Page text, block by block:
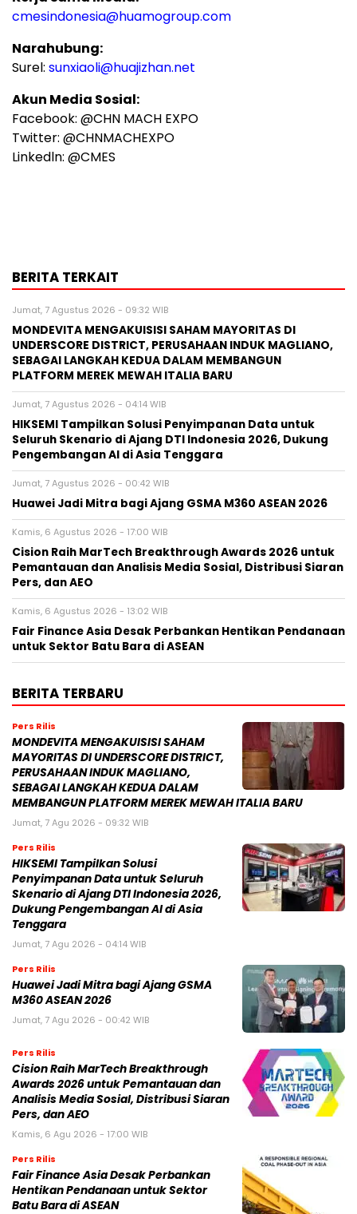
cmesindonesia@huamogroup.com
Narahubung:
Surel: sunxiaoli@huajizhan.net
Akun Media Sosial:
Facebook: @CHN MACH EXPO
Twitter: @CHNMACHEXPO
Linkedln: @CMES
BERITA TERKAIT
Jumat, 7 Agustus 2026 - 09:32 WIB
MONDEVITA MENGAKUISISI SAHAM MAYORITAS DI
UNDERSCORE DISTRICT, PERUSAHAAN INDUK MAGLIANO,
SEBAGAI LANGKAH KEDUA DALAM MEMBANGUN
PLATFORM MEREK MEWAH ITALIA BARU
Jumat, 7 Agustus 2026 - 04:14 WIB
HIKSEMI Tampilkan Solusi Penyimpanan Data untuk
Seluruh Skenario di Ajang DTI Indonesia 2026, Dukung
Pengembangan AI di Asia Tenggara
Jumat, 7 Agustus 2026 - 00:42 WIB
Huawei Jadi Mitra bagi Ajang GSMA M360 ASEAN 2026
Kamis, 6 Agustus 2026 - 17:00 WIB
Cision Raih MarTech Breakthrough Awards 2026 untuk
Pemantauan dan Analisis Media Sosial, Distribusi Siaran
Pers, dan AEO
Kamis, 6 Agustus 2026 - 13:02 WIB
Fair Finance Asia Desak Perbankan Hentikan Pendanaan
untuk Sektor Batu Bara di ASEAN
BERITA TERBARU
Pers Rilis
MONDEVITA MENGAKUISISI SAHAM
MAYORITAS DI UNDERSCORE DISTRICT,
PERUSAHAAN INDUK MAGLIANO,
SEBAGAI LANGKAH KEDUA DALAM
MEMBANGUN PLATFORM MEREK MEWAH ITALIA BARU
Jumat, 7 Agu 2026 - 09:32 WIB
Pers Rilis
HIKSEMI Tampilkan Solusi
Penyimpanan Data untuk Seluruh
Skenario di Ajang DTI Indonesia 2026,
Dukung Pengembangan AI di Asia
Tenggara
Jumat, 7 Agu 2026 - 04:14 WIB
Pers Rilis
Huawei Jadi Mitra bagi Ajang GSMA
M360 ASEAN 2026
Jumat, 7 Agu 2026 - 00:42 WIB
Pers Rilis
Cision Raih MarTech Breakthrough
Awards 2026 untuk Pemantauan dan
Analisis Media Sosial, Distribusi Siaran
Pers, dan AEO
Kamis, 6 Agu 2026 - 17:00 WIB
Pers Rilis
Fair Finance Asia Desak Perbankan
Hentikan Pendanaan untuk Sektor
Batu Bara di ASEAN